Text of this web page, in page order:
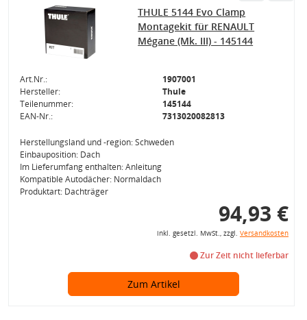
THULE 5144 Evo Clamp
Montagekit für RENAULT
Mégane (Mk. III) - 145144
Art.Nr.:
1907001
Hersteller:
Thule
Teilenummer:
145144
EAN-Nr.:
7313020082813
Herstellungsland und -region: Schweden
Einbauposition: Dach
Im Lieferumfang enthalten: Anleitung
Kompatible Autodächer: Normaldach
Produktart: Dachträger
94,93 €
inkl. gesetzl. MwSt., zzgl. Versandkosten
Zur Zeit nicht lieferbar
Zum Artikel